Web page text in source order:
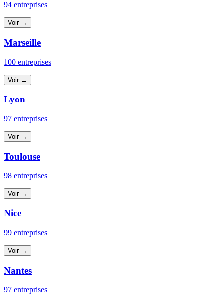
94 entreprises
Voir →
Marseille
100 entreprises
Voir →
Lyon
97 entreprises
Voir →
Toulouse
98 entreprises
Voir →
Nice
99 entreprises
Voir →
Nantes
97 entreprises